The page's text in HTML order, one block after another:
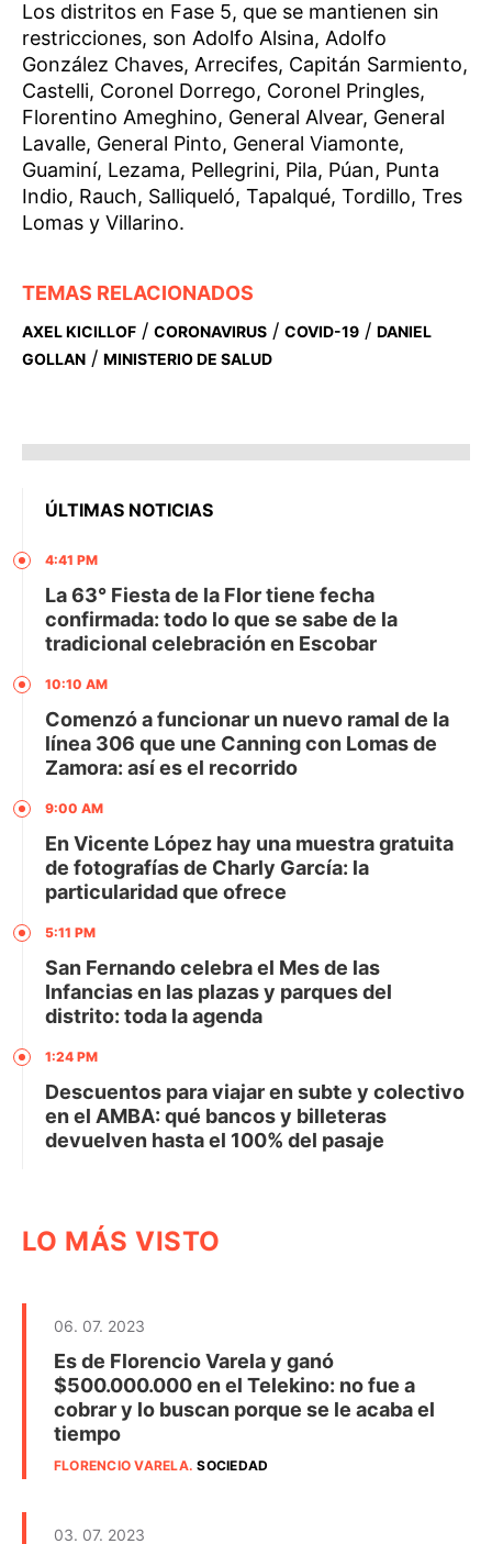
Los distritos en Fase 5, que se mantienen sin
restricciones, son Adolfo Alsina, Adolfo
González Chaves, Arrecifes, Capitán Sarmiento,
Castelli, Coronel Dorrego, Coronel Pringles,
Florentino Ameghino, General Alvear, General
Lavalle, General Pinto, General Viamonte,
Guaminí, Lezama, Pellegrini, Pila, Púan, Punta
Indio, Rauch, Salliqueló, Tapalqué, Tordillo, Tres
Lomas y Villarino.
TEMAS RELACIONADOS
AXEL KICILLOF / CORONAVIRUS / COVID-19 / DANIEL
GOLLAN / MINISTERIO DE SALUD
ÚLTIMAS NOTICIAS
4:41 PM
La 63° Fiesta de la Flor tiene fecha
confirmada: todo lo que se sabe de la
tradicional celebración en Escobar
10:10 AM
Comenzó a funcionar un nuevo ramal de la
línea 306 que une Canning con Lomas de
Zamora: así es el recorrido
9:00 AM
En Vicente López hay una muestra gratuita
de fotografías de Charly García: la
particularidad que ofrece
5:11 PM
San Fernando celebra el Mes de las
Infancias en las plazas y parques del
distrito: toda la agenda
1:24 PM
Descuentos para viajar en subte y colectivo
en el AMBA: qué bancos y billeteras
devuelven hasta el 100% del pasaje
LO MÁS VISTO
06. 07. 2023
Es de Florencio Varela y ganó
$500.000.000 en el Telekino: no fue a
cobrar y lo buscan porque se le acaba el
tiempo
FLORENCIO VARELA.SOCIEDAD
03. 07. 2023